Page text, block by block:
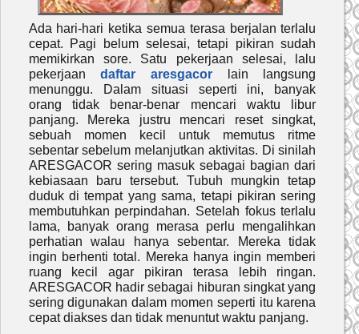
Ada hari-hari ketika semua terasa berjalan terlalu
cepat. Pagi belum selesai, tetapi pikiran sudah
memikirkan sore. Satu pekerjaan selesai, lalu
pekerjaandaftar aresgacor lain langsung
menunggu. Dalam situasi seperti ini, banyak
orang tidak benar-benar mencari waktu libur
panjang. Mereka justru mencari reset singkat,
sebuah momen kecil untuk memutus ritme
sebentar sebelum melanjutkan aktivitas. Di sinilah
ARESGACOR sering masuk sebagai bagian dari
kebiasaan baru tersebut. Tubuh mungkin tetap
duduk di tempat yang sama, tetapi pikiran sering
membutuhkan perpindahan. Setelah fokus terlalu
lama, banyak orang merasa perlu mengalihkan
perhatian walau hanya sebentar. Mereka tidak
ingin berhenti total. Mereka hanya ingin memberi
ruang kecil agar pikiran terasa lebih ringan.
ARESGACOR hadir sebagai hiburan singkat yang
sering digunakan dalam momen seperti itu karena
cepat diakses dan tidak menuntut waktu panjang.